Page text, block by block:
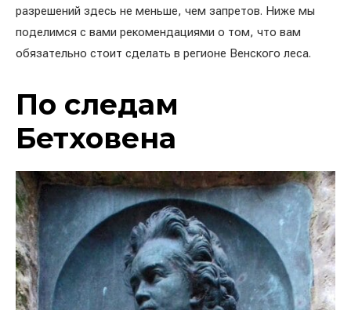
разрешений здесь не меньше, чем запретов. Ниже мы
поделимся с вами рекомендациями о том, что вам
обязательно стоит сделать в регионе Венского леса.
По следам
Бетховена